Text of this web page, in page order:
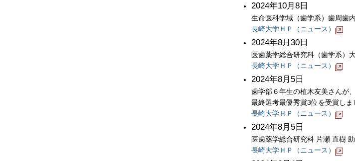
2024年10月8日
生命医科学域（歯学系）歯周歯
長崎大学ＨＰ（ニュース）
2024年8月30日
医歯薬学総合研究科（歯学系）
長崎大学ＨＰ（ニュース）
2024年8月5日
歯学部６年生の植木友美さんが
最終選考最優秀賞3位を受賞しま
長崎大学ＨＰ（ニュース）
2024年8月5日
医歯薬学総合研究科 片瀬 直樹
長崎大学ＨＰ（ニュース）